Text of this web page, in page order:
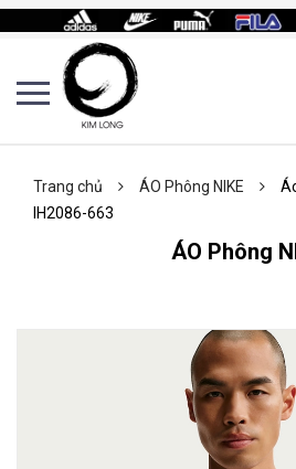
Trang chủ ÁO Phông NIKE
IH2086-663
ÁO Phông